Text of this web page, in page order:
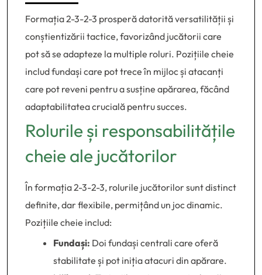
Formația 2-3-2-3 prosperă datorită versatilității și
conștientizării tactice, favorizând jucătorii care
pot să se adapteze la multiple roluri. Pozițiile cheie
includ fundași care pot trece în mijloc și atacanți
care pot reveni pentru a susține apărarea, făcând
adaptabilitatea crucială pentru succes.
Rolurile și responsabilitățile
cheie ale jucătorilor
În formația 2-3-2-3, rolurile jucătorilor sunt distinct
definite, dar flexibile, permițând un joc dinamic.
Pozițiile cheie includ:
Fundași: Doi fundași centrali care oferă
stabilitate și pot iniția atacuri din apărare.